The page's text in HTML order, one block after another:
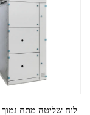
לְהִתְחַבֵּר אֵלֵינוּ